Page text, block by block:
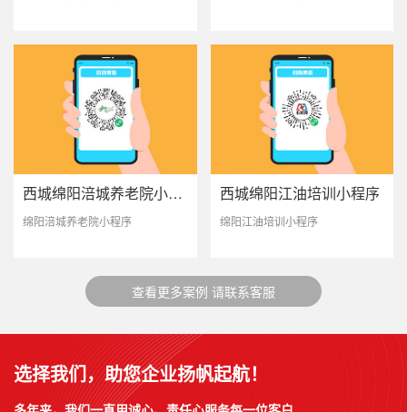
西城绵阳涪城养老院小程序
绵阳涪城养老院小程序
西城绵阳江油培训小程序
绵阳江油培训小程序
查看更多案例 请联系客服
选择我们，助您企业扬帆起航！